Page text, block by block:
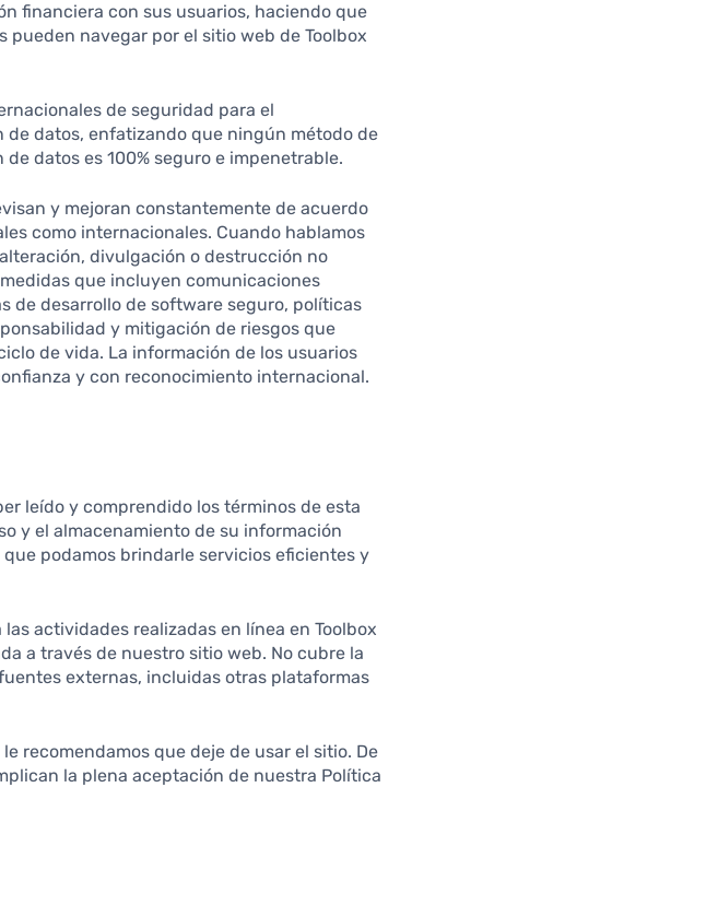
financiera con sus usuarios, haciendo que
pueden navegar por el sitio web de Toolbox
de seguridad para el
datos, enfatizando que ningún método de
datos es 100% seguro e impenetrable.
y mejoran constantemente de acuerdo
como internacionales. Cuando hablamos
divulgación o destrucción no
que incluyen comunicaciones
de desarrollo de software seguro, políticas
y mitigación de riesgos que
de vida. La información de los usuarios
y con reconocimiento internacional.
leído y comprendido los términos de esta
y el almacenamiento de su información
podamos brindarle servicios eficientes y
actividades realizadas en línea en Toolbox
a través de nuestro sitio web. No cubre la
externas, incluidas otras plataformas
recomendamos que deje de usar el sitio. De
la plena aceptación de nuestra Política